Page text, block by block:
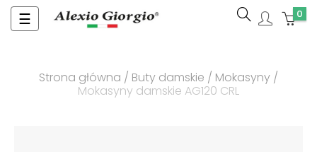
Toggle
navigation
☰ 0
Strona główna Buty damskie
Mokasyny
Mokasyny damskie AG120 CRL